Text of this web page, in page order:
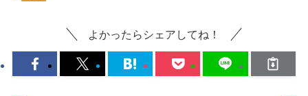
よかったらシェアしてね！